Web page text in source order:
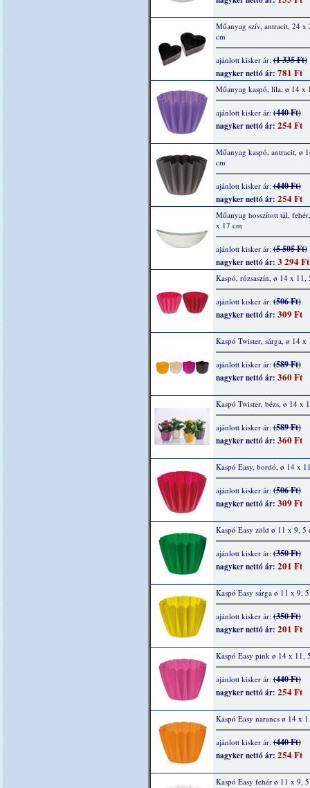
Műanyag szív, antracit, 24 x
cm
ajánlott kisker ár:(1 335 Ft)
nagyker nettó ár: 781 Ft
Műanyag kaspó, lila, ø 14 x
ajánlott kisker ár:(440 Ft)
nagyker nettó ár: 254 Ft
Műanyag kaspó, antracit, ø
cm
ajánlott kisker ár:(440 Ft)
nagyker nettó ár: 254 Ft
Műanyag hosszított tál,
x 17 cm
ajánlott kisker ár:(5 505 Ft)
nagyker nettó ár: 3 294 Ft
Kaspó, rózsaszín, ø 14 x 11,
ajánlott kisker ár:(506 Ft)
nagyker nettó ár: 309 Ft
Kaspó Twister, sárga, ø 14 x
ajánlott kisker ár:(589 Ft)
nagyker nettó ár: 360 Ft
Kaspó Twister, bézs, ø 14 x
ajánlott kisker ár:(589 Ft)
nagyker nettó ár: 360 Ft
Kaspó Easy, bordó, ø 14 x
ajánlott kisker ár:(506 Ft)
nagyker nettó ár: 309 Ft
Kaspó Easy zöld ø 11 x 9, 5
ajánlott kisker ár:(350 Ft)
nagyker nettó ár: 201 Ft
Kaspó Easy sárga ø 11 x 9,
ajánlott kisker ár:(350 Ft)
nagyker nettó ár: 201 Ft
Kaspó Easy pink ø 14 x 11,
ajánlott kisker ár:(440 Ft)
nagyker nettó ár: 254 Ft
Kaspó Easy narancs ø 14 x
ajánlott kisker ár:(440 Ft)
nagyker nettó ár: 254 Ft
Kaspó Easy fehér ø 11 x 9,